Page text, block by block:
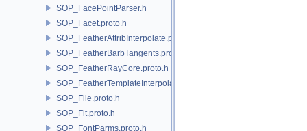
SOP_FacePointParser.h
SOP_Facet.proto.h
SOP_FeatherAttribInterpolate.proto.h
SOP_FeatherBarbTangents.proto.h
SOP_FeatherRayCore.proto.h
SOP_FeatherTemplateInterpolate.proto.h
SOP_File.proto.h
SOP_Fit.proto.h
SOP_FontParms.proto.h